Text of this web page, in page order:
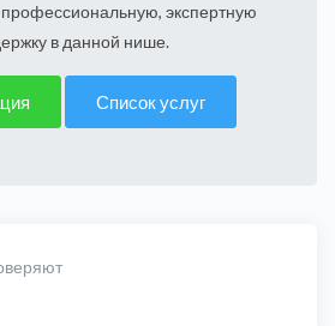
экспертную
в данной нише.
Список услуг